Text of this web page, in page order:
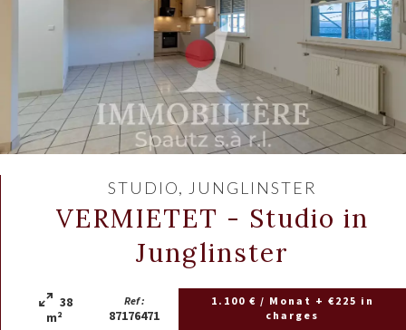
STUDIO, JUNGLINSTER
VERMIETET - Studio in
Junglinster
38
m²
Ref :
87176471
1.100 € / Monat + €225 in
charges